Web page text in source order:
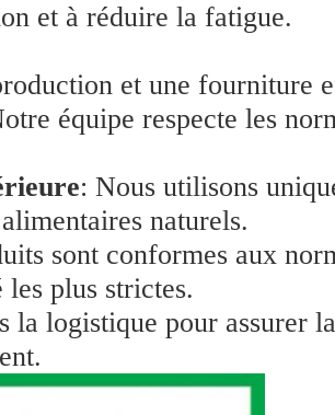
et à réduire la fatigue.
et une fourniture
équipe respecte les
: Nous utilisons
naturels.
sont conformes aux
plus strictes.
la logistique pour assurer